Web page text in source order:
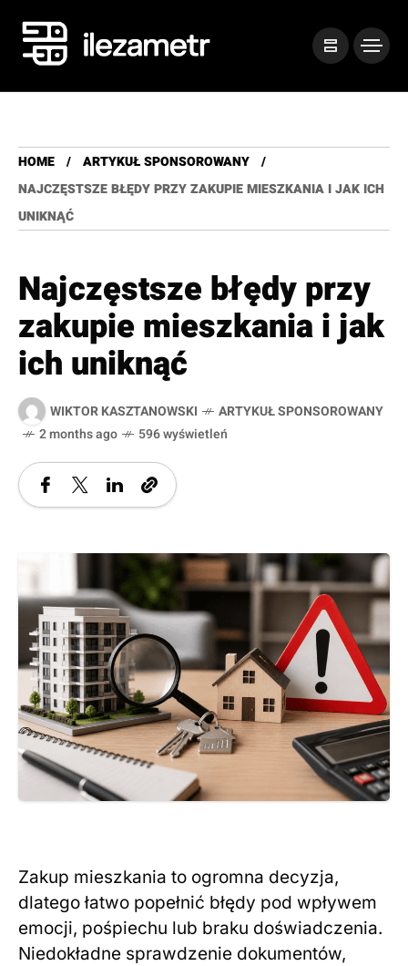
HOME
ARTYKUŁ SPONSOROWANY
NAJCZĘSTSZE BŁĘDY PRZY ZAKUPIE MIESZKANIA I JAK ICH
UNIKNĄĆ
Najczęstsze błędy przy
zakupie mieszkania i jak
ich uniknąć
WIKTOR KASZTANOWSKI
ARTYKUŁ SPONSOROWANY
2 months ago
596 wyświetleń
Zakup mieszkania to ogromna decyzja,
dlatego łatwo popełnić błędy pod wpływem
emocji, pośpiechu lub braku doświadczenia.
Niedokładne sprawdzenie dokumentów,